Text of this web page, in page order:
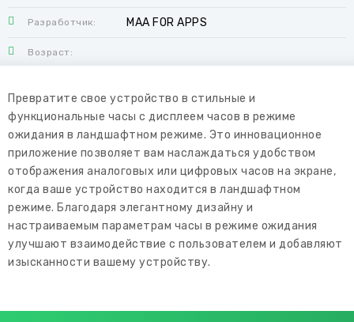
Разработчик: MAA FOR APPS
Возраст:
Превратите свое устройство в стильные и
функциональные часы с дисплеем часов в режиме
ожидания в ландшафтном режиме. Это инновационное
приложение позволяет вам наслаждаться удобством
отображения аналоговых или цифровых часов на экране,
когда ваше устройство находится в ландшафтном
режиме. Благодаря элегантному дизайну и
настраиваемым параметрам часы в режиме ожидания
улучшают взаимодействие с пользователем и добавляют
изысканности вашему устройству.